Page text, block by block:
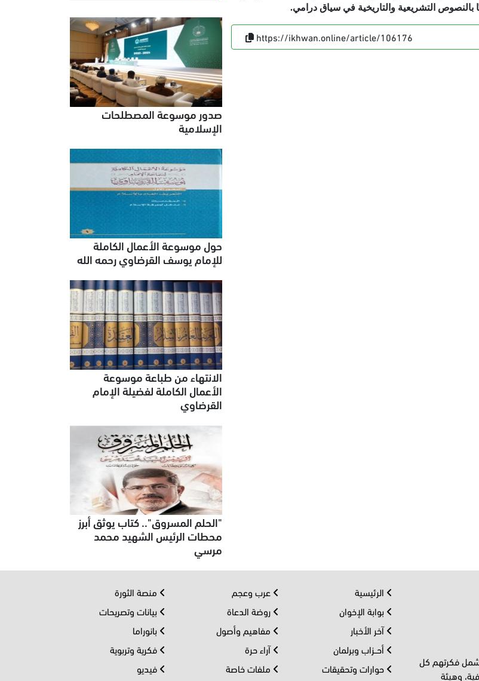
بالنصوص التشريعية والتاريخية في سياق درامي.
https://ikhwan.online/article/106176
صدور موسوعة المصطلحات
الإسلامية
حول موسوعة الأعمال الكاملة
للإمام يوسف القرضاوي رحمه الله
الانتهاء من طباعة موسوعة
الأعمال الكاملة لفضيلة الإمام
القرضاوي
"الحلم المسروق".. كتاب يوثق أبرز
محطات الرئيس الشهيد محمد
مرسي
فكرتهم كل
وهيئة
الرئيسية
بوابة الإخوان
آخر الأخبار
أحــزاب وبرلمان
حوارات وتحقيقات
عرب وعجم
روضة الدعاة
مفاهيم وأصول
آراء حرة
ملفات خاصة
منصة الثورة
بيانات وتصريحات
بانوراما
فكرية وتربوية
فيديو